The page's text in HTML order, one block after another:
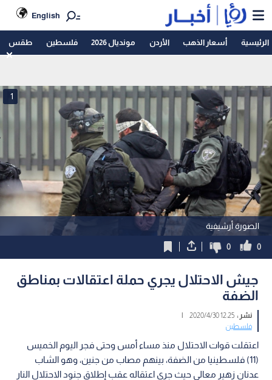
English
الرئيسية أسعار الذهب الأردن مونديال 2026 فلسطين طقس
الصورة أرشيفية
1
0
0
جيش الاحتلال يجري حملة اعتقالات بمناطق
الضفة
نشر :12:25 2020/4/30
|
فلسطين
اعتقلت قوات الاحتلال منذ مساء أمس وحتى فجر اليوم الخميس
(11) فلسطينيا من الضفة، بينهم مصاب من جنين، وهو الشاب
عدنان زهير معالي حيث جرى اعتقاله عقب إطلاق جنود الاحتلال النار